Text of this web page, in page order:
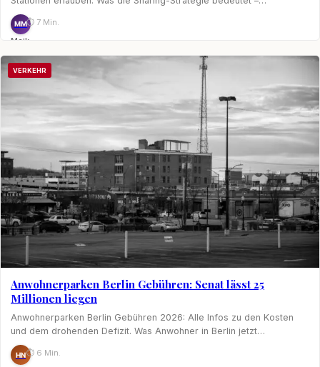
MM
Maik
⏱ 7 Min.
VERKEHR
Anwohnerparken Berlin Gebühren: Senat lässt 25
Millionen liegen
Anwohnerparken Berlin Gebühren 2026: Alle Infos zu den Kosten
und dem drohenden Defizit. Was Anwohner in Berlin jetzt…
HN⏱ 6 Min.